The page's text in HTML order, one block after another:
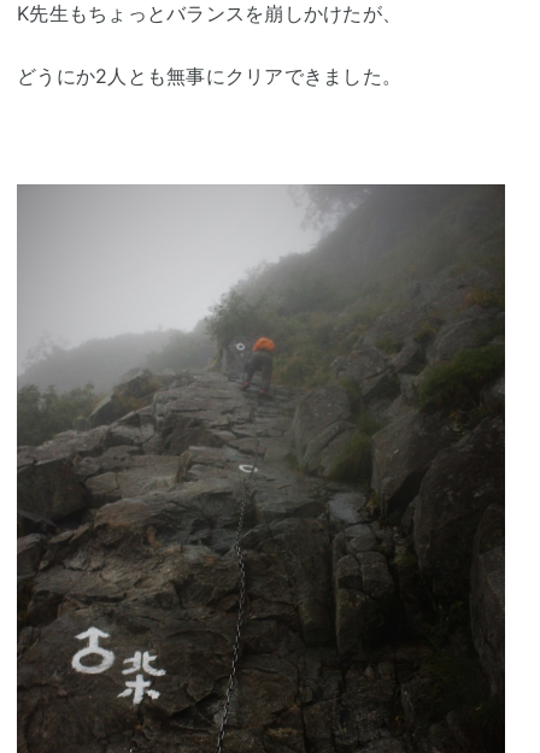
K先生もちょっとバランスを崩しかけたが、
どうにか2人とも無事にクリアできました。